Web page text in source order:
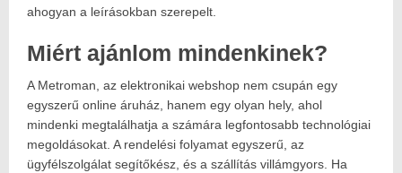
ahogyan a leírásokban szerepelt.
Miért ajánlom mindenkinek?
A Metroman, az elektronikai webshop nem csupán egy
egyszerű online áruház, hanem egy olyan hely, ahol
mindenki megtalálhatja a számára legfontosabb technológiai
megoldásokat. A rendelési folyamat egyszerű, az
ügyfélszolgálat segítőkész, és a szállítás villámgyors. Ha